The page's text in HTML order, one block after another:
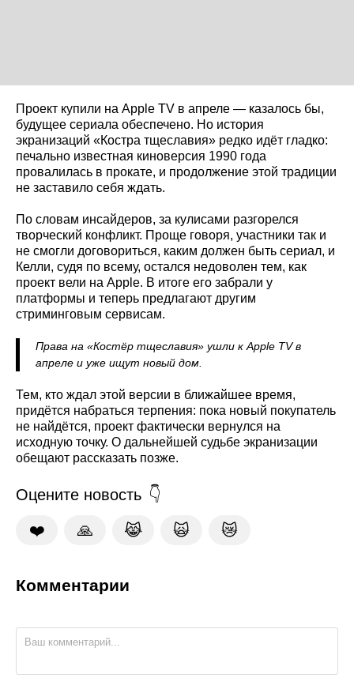
Проект купили на Apple TV в апреле — казалось бы,
будущее сериала обеспечено. Но история
экранизаций «Костра тщеславия» редко идёт гладко:
печально известная киноверсия 1990 года
провалилась в прокате, и продолжение этой традиции
не заставило себя ждать.
По словам инсайдеров, за кулисами разгорелся
творческий конфликт. Проще говоря, участники так и
не смогли договориться, каким должен быть сериал, и
Келли, судя по всему, остался недоволен тем, как
проект вели на Apple. В итоге его забрали у
платформы и теперь предлагают другим
стриминговым сервисам.
Права на «Костёр тщеславия» ушли к Apple TV в
апреле и уже ищут новый дом.
Тем, кто ждал этой версии в ближайшее время,
придётся набраться терпения: пока новый покупатель
не найдётся, проект фактически вернулся на
исходную точку. О дальнейшей судьбе экранизации
обещают рассказать позже.
Оцените новость
❤️ 🙏 😹 🙀 😿
Комментарии